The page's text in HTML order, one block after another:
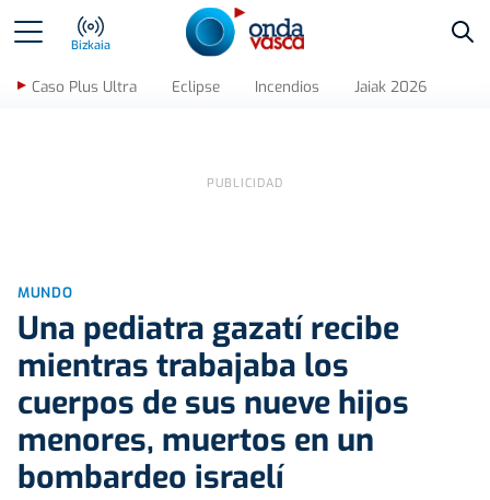
Bizkaia
Caso Plus Ultra Eclipse Incendios Jaiak 2026
MUNDO
Una pediatra gazatí recibe
mientras trabajaba los
cuerpos de sus nueve hijos
menores, muertos en un
bombardeo israelí